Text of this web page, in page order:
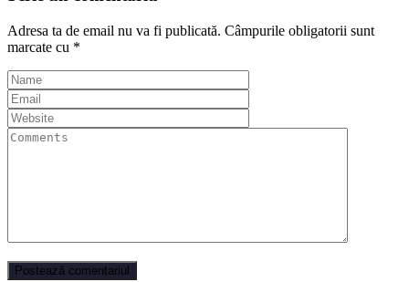
Adresa ta de email nu va fi publicată. Câmpurile obligatorii sunt
marcate cu *